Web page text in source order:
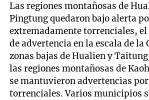
Las regiones montañosas de
Pingtung quedaron bajo alerta
extremadamente torrenciales,
de advertencia en la escala de la
zonas bajas de Hualien y
las regiones montañosas de
se mantuvieron advertencias
torrenciales. Varios municipios